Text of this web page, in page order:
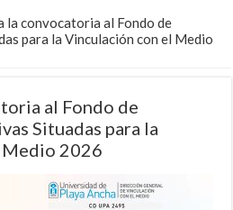
la convocatoria al Fondo de
para la Vinculación con el Medio
al Fondo de
Situadas para la
2026